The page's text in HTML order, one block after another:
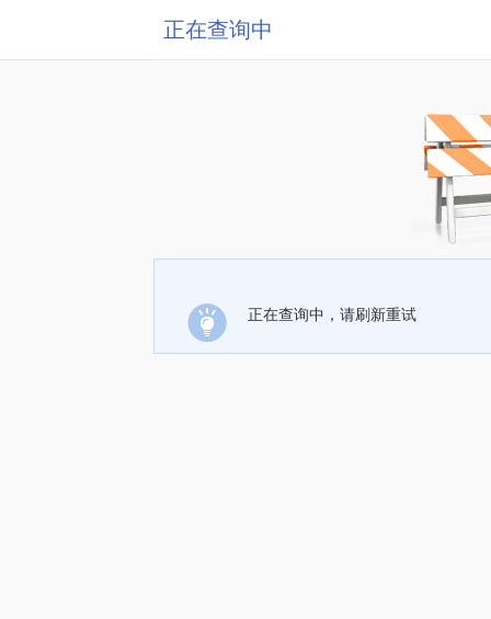
正在查询中
正在查询中，请刷新重试